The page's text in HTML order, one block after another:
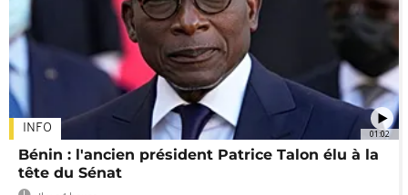
01:02
INFO
Bénin : l'ancien président Patrice Talon élu à la
tête du Sénat